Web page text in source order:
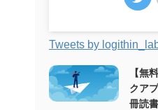
Tweets by
【無
クア
冊読